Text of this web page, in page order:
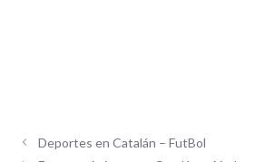
Deportes en Catalán – FutBol